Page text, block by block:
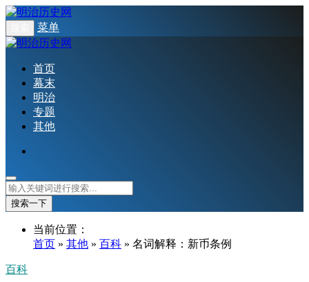
菜单
首页
幕末
明治
专题
其他
搜索一下
当前位置：
首页 » 其他 » 百科 » 名词解释：新币条例
百科